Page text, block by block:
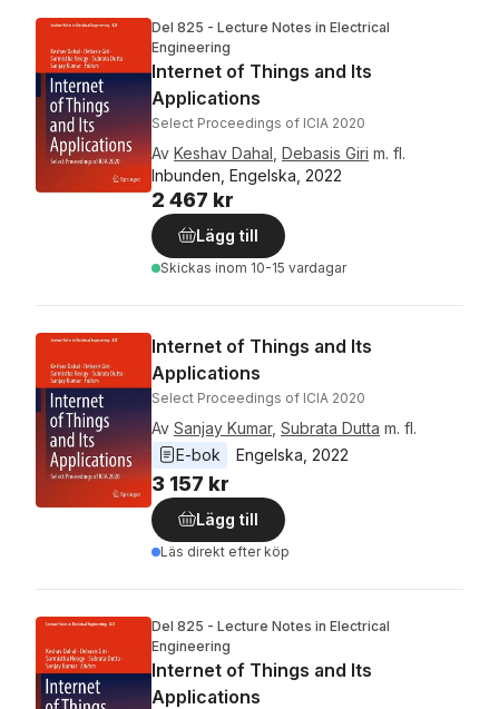
Del 825 - Lecture Notes in Electrical
Engineering
Internet of Things and Its
Applications
Select Proceedings of ICIA 2020
Av Keshav Dahal Debasis Giri m. fl.
Inbunden, Engelska, 2022
2 467 kr
Lägg till
Skickas inom 10-15 vardagar
Internet of Things and Its
Applications
Select Proceedings of ICIA 2020
Av Sanjay Kumar, Subrata Dutta m. fl.
E-bok
Engelska 2022
3 157 kr
Lägg till
Läs direkt efter köp
Del 825 - Lecture Notes in Electrical
Engineering
Internet of Things and Its
Applications